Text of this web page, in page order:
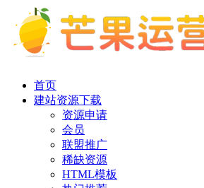
首页
建站资源下载
资源申请
会员
联盟推广
稀缺资源
HTML模板